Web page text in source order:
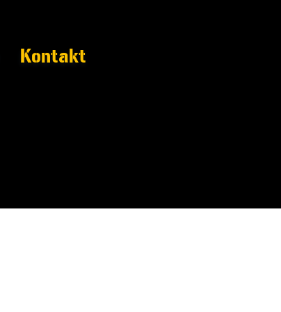
Kontakt